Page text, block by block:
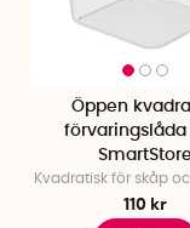
Öppen
förvaringslåda
SmartStore
Kvadratisk för skåp
110 kr